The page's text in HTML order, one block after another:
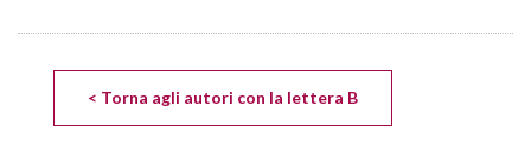
< Torna agli autori con la lettera B